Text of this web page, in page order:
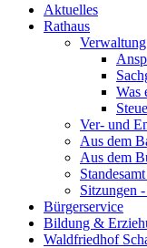
Aktuelles
Rathaus
Verwaltung
Was
Ver- und
Aus dem
Aus dem
Sitzungen
Bürgerservice
Bildung &
Waldfriedhof